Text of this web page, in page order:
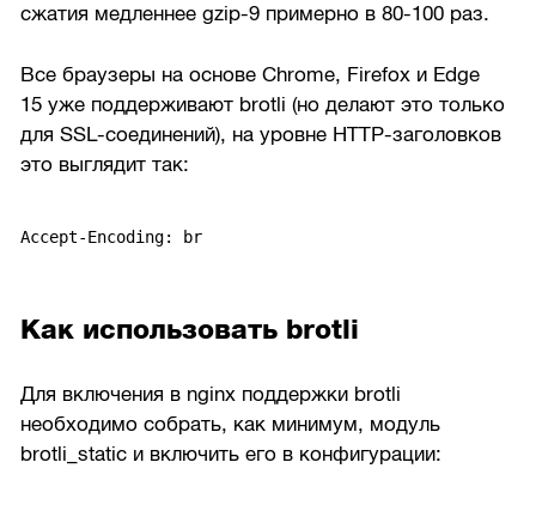
сжатия медленнее gzip-9 примерно в80-100 раз.
Все браузеры на основе Chrome, Firefox и Edge
15 уже поддерживают brotli (но делают это только
для SSL-соединений), на уровне HTTP-заголовков
это выглядит так:
Accept-Encoding: br
Как использовать brotli
Для включения в nginx поддержки brotli
необходимо собрать, как минимум, модуль
brotli_static и включить его в конфигурации: